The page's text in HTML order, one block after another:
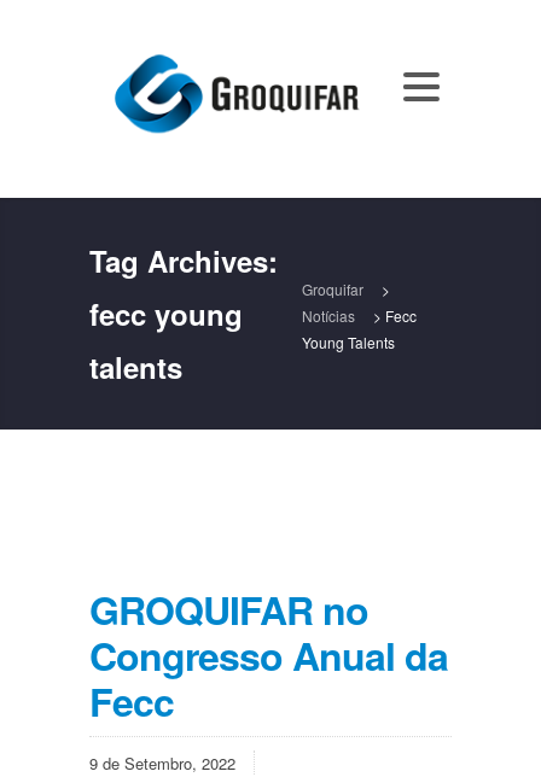
Tag Archives:
fecc young
talents
Groquifar
>
Notícias
> Fecc
Young Talents
GROQUIFAR no
Congresso Anual da
Fecc
9 de Setembro, 2022